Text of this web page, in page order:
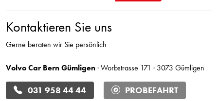
Kontaktieren Sie uns
Gerne beraten wir Sie persönlich
Volvo Car Bern Gümligen· Worbstrasse 171 · 3073 Gümligen
031 958 44 44 PROBEFAHRT